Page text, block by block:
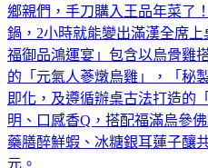
鄉親們，手刀購入王品年菜了
鍋，2小時就能變出滿漢全席
福御品鴻運宴」包含以烏骨雞
的「元氣人蔘燉烏雞」，「秘
即化，及遵循辦桌古法打造的
明、口感香Q，搭配福滿烏參
藥膳醉鮮蝦、冰糖銀耳蓮子釀
元。